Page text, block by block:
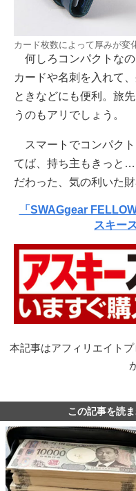
カード枚数によって厚みが変
何しろコンパクトなの
カードや名刺を入れて
ときなどにも便利。旅
うのもアリでしょう。
スマートでコンパク
てば、持ち主もきっと
だわった、気の利いた
「SWAGgear
スキー
本記事はアフィリエイト
この記事を読